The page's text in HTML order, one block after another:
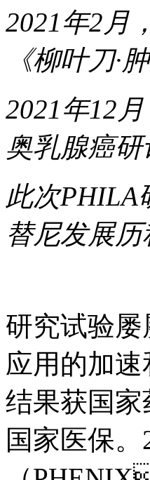
2021年2月
《柳叶刀·
2021年12月
奥乳腺癌研
此次PHILA
替尼发展
研究试验屡
应用的加速
结果获国家
国家医保。